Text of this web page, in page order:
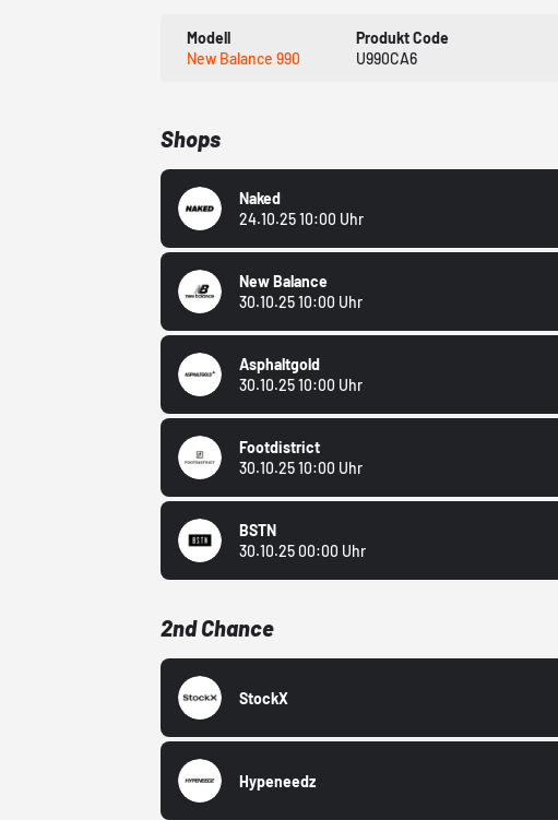
Modell
New Balance 990
Produkt Code
U990CA6
Shops
Naked
24.10.25 10:00 Uhr
New Balance
30.10.25 10:00 Uhr
Asphaltgold
30.10.25 10:00 Uhr
Footdistrict
30.10.25 10:00 Uhr
BSTN
30.10.25 00:00 Uhr
2nd Chance
StockX
Hypeneedz